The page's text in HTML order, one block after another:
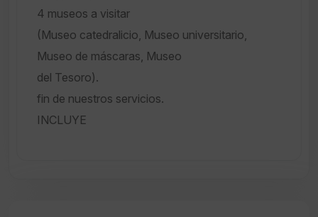
4 museos a visitar
(Museo catedralicio, Museo universitario,
Museo de máscaras, Museo
del Tesoro).
fin de nuestros servicios.
INCLUYE